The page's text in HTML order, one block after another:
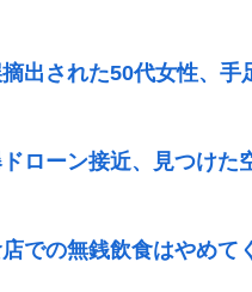
出された50代女性、
ローン接近、見つけ
での無銭飲食はやめて